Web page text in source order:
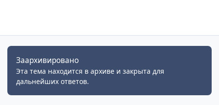
Заархивировано
Эта тема находится в архиве и закрыта для
дальнейших ответов.